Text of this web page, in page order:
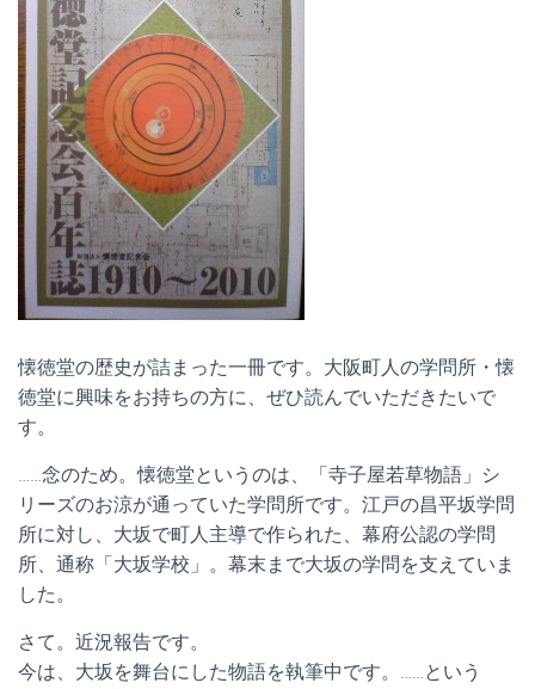
懐徳堂の歴史が詰まった一冊です。大阪町人の学問所・懐
徳堂に興味をお持ちの方に、ぜひ読んでいただきたいで
す。
……念のため。懐徳堂というのは、「寺子屋若草物語」シ
リーズのお涼が通っていた学問所です。江戸の昌平坂学問
所に対し、大坂で町人主導で作られた、幕府公認の学問
所、通称「大坂学校」。幕末まで大坂の学問を支えていま
した。
さて。近況報告です。
今は、大坂を舞台にした物語を執筆中です。……という